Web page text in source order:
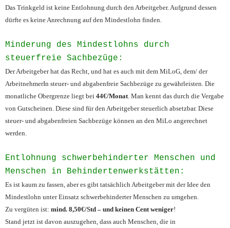
Das Trinkgeld ist keine Entlohnung durch den Arbeitgeber. Aufgrund dessen
dürfte es keine Anrechnung auf den Mindestlohn finden.
Minderung des Mindestlohns durch
steuerfreie Sachbezüge:
Der Arbeitgeber hat das Recht, und hat es auch mit dem MiLoG, dem/ der
ArbeitnehmerIn steuer- und abgabenfreie Sachbezüge zu gewährleisten. Die
monatliche Obergrenze liegt bei 44€/Monat. Man kennt das durch die Vergabe
von Gutscheinen. Diese sind für den Arbeitgeber steuerlich absetzbar. Diese
steuer- und abgabenfreien Sachbezüge können an den MiLo angerechnet
werden.
Entlohnung schwerbehinderter Menschen und
Menschen in Behindertenwerkstätten:
Es ist kaum zu fassen, aber es gibt tatsächlich Arbeitgeber mit der Idee den
Mindestlohn unter Einsatz schwerbehinderter Menschen zu umgehen.
Zu vergüten ist: mind. 8,50€/Std – und keinen Cent weniger!
Stand jetzt ist davon auszugehen, dass auch Menschen, die in